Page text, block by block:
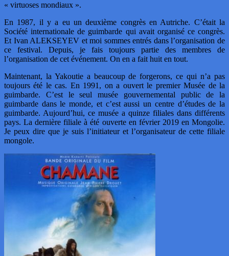
« virtuoses mondiaux ».
En 1987, il y a eu un deuxième congrès en Autriche. C’était la
Société internationale de guimbarde qui avait organisé ce congrès.
Et Ivan ALEKSEYEV et moi sommes entrés dans l’organisation de
ce festival. Depuis, je fais toujours partie des membres de
l’organisation de cet événement. On en a fait huit en tout.
Maintenant, la Yakoutie a beaucoup de forgerons, ce qui n’a pas
toujours été le cas. En 1991, on a ouvert le premier Musée de la
guimbarde. C’est le seul musée gouvernemental public de la
guimbarde dans le monde, et c’est aussi un centre d’études de la
guimbarde. Aujourd’hui, ce musée a quinze filiales dans différents
pays. La dernière filiale à été ouverte en février 2019 en Mongolie.
Je peux dire que je suis l’initiateur et l’organisateur de cette filiale
mongole.